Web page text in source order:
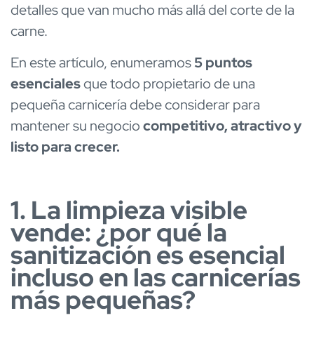
detalles que van mucho más allá del corte de la
carne.
En este artículo, enumeramos5 puntos
esencialesque todo propietario de una
pequeña carnicería debe considerar para
mantener su negociocompetitivo, atractivo y
listo para crecer.
1. La limpieza visible
vende: ¿por qué la
sanitización es esencial
incluso en las carnicerías
más pequeñas?